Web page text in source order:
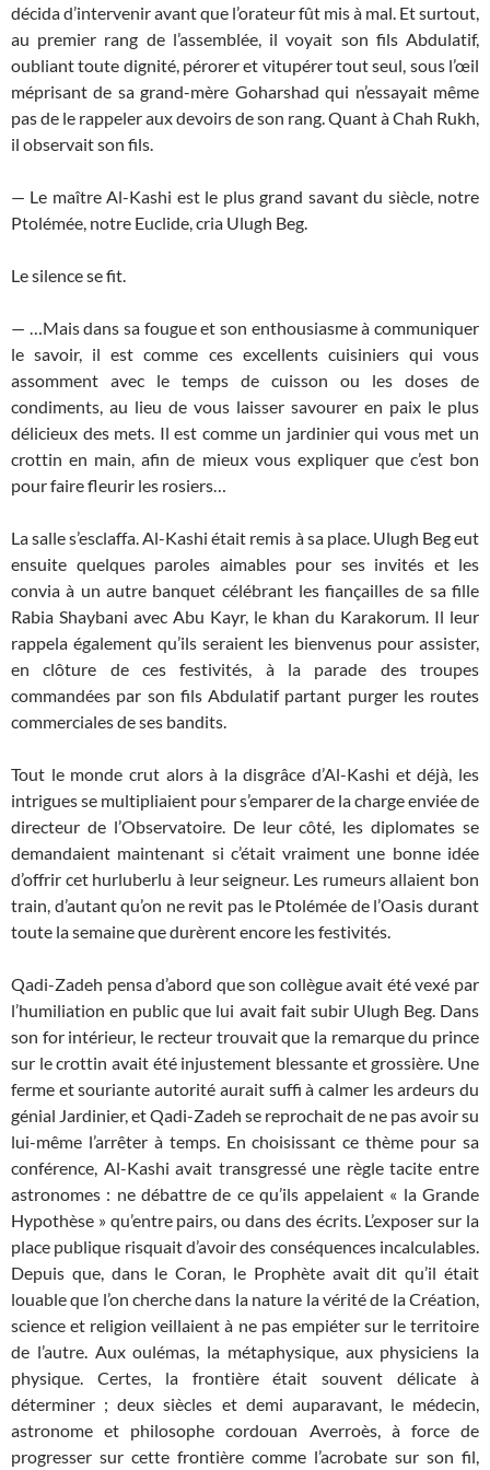
décida d’intervenir avant que l’orateur fût mis à mal. Et surtout,
au premier rang de l’assemblée, il voyait son fils Abdulatif,
oubliant toute dignité, pérorer et vitupérer tout seul, sous l’œil
méprisant de sa grand-mère Goharshad qui n’essayait même
pas de le rappeler aux devoirs de son rang. Quant à Chah Rukh,
il observait son fils.
— Le maître Al-Kashi est le plus grand savant du siècle, notre
Ptolémée, notre Euclide, cria Ulugh Beg.
Le silence se fit.
— …Mais dans sa fougue et son enthousiasme à communiquer
le savoir, il est comme ces excellents cuisiniers qui vous
assomment avec le temps de cuisson ou les doses de
condiments, au lieu de vous laisser savourer en paix le plus
délicieux des mets. Il est comme un jardinier qui vous met un
crottin en main, afin de mieux vous expliquer que c’est bon
pour faire fleurir les rosiers…
La salle s’esclaffa. Al-Kashi était remis à sa place. Ulugh Beg eut
ensuite quelques paroles aimables pour ses invités et les
convia à un autre banquet célébrant les fiançailles de sa fille
Rabia Shaybani avec Abu Kayr, le khan du Karakorum. Il leur
rappela également qu’ils seraient les bienvenus pour assister,
en clôture de ces festivités, à la parade des troupes
commandées par son fils Abdulatif partant purger les routes
commerciales de ses bandits.
Tout le monde crut alors à la disgrâce d’Al-Kashi et déjà, les
intrigues se multipliaient pour s’emparer de la charge enviée de
directeur de l’Observatoire. De leur côté, les diplomates se
demandaient maintenant si c’était vraiment une bonne idée
d’offrir cet hurluberlu à leur seigneur. Les rumeurs allaient bon
train, d’autant qu’on ne revit pas le Ptolémée de l’Oasis durant
toute la semaine que durèrent encore les festivités.
Qadi-Zadeh pensa d’abord que son collègue avait été vexé par
l’humiliation en public que lui avait fait subir Ulugh Beg. Dans
son for intérieur, le recteur trouvait que la remarque du prince
sur le crottin avait été injustement blessante et grossière. Une
ferme et souriante autorité aurait suffi à calmer les ardeurs du
génial Jardinier, et Qadi-Zadeh se reprochait de ne pas avoir su
lui-même l’arrêter à temps. En choisissant ce thème pour sa
conférence, Al-Kashi avait transgressé une règle tacite entre
astronomes : ne débattre de ce qu’ils appelaient « la Grande
Hypothèse » qu’entre pairs, ou dans des écrits. L’exposer sur la
place publique risquait d’avoir des conséquences incalculables.
Depuis que, dans le Coran, le Prophète avait dit qu’il était
louable que l’on cherche dans la nature la vérité de la Création,
science et religion veillaient à ne pas empiéter sur le territoire
de l’autre. Aux oulémas, la métaphysique, aux physiciens la
physique. Certes, la frontière était souvent délicate à
déterminer ; deux siècles et demi auparavant, le médecin,
astronome et philosophe cordouan Averroès, à force de
progresser sur cette frontière comme l’acrobate sur son fil,